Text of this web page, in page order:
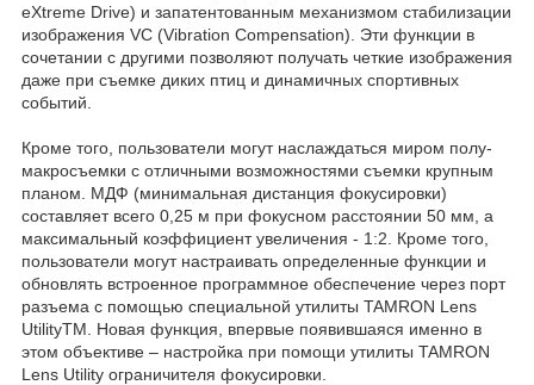
eXtreme Drive) и запатентованным механизмом стабилизации
изображения VC (Vibration Compensation). Эти функции в
сочетании с другими позволяют получать четкие изображения
даже при съемке диких птиц и динамичных спортивных
событий.
Кроме того, пользователи могут наслаждаться миром полу-
макросъемки с отличными возможностями съемки крупным
планом. МДФ (минимальная дистанция фокусировки)
составляет всего 0,25 м при фокусном расстоянии 50 мм, а
максимальный коэффициент увеличения - 1:2. Кроме того,
пользователи могут настраивать определенные функции и
обновлять встроенное программное обеспечение через порт
разъема с помощью специальной утилиты TAMRON Lens
UtilityTM. Новая функция, впервые появившаяся именно в
этом объективе – настройка при помощи утилиты TAMRON
Lens Utility ограничителя фокусировки.